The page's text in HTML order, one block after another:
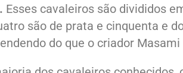
Esses cavaleiros são divididos
são de prata e cinquenta e
do que o criador